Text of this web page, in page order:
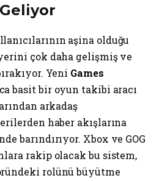
aşina olduğu
çok daha gelişmiş ve
Yeni Games
basit bir oyun takibi aracı
arkadaş
haber akışlarına
barındırıyor. Xbox ve GOG
rakip olacak bu sistem,
rolünü büyütme